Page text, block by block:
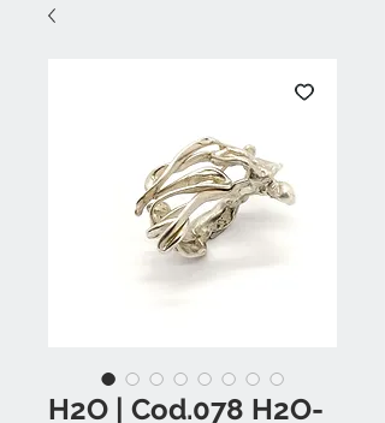
H2O | Cod.078 H2O-